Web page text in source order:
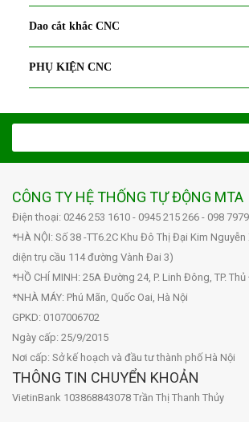
Dao cắt khắc CNC
PHỤ KIỆN CNC
CÔNG TY HỆ THỐNG TỰ ĐỘNG MTA
Điện thoại: 0246 253 1610 - 0945 215 266 - 098
*HÀ NỘI: Số 38 -TT6.2C Khu Đô Thị Đại Kim
diện trụ cầu 114 đường Vành Đai 3)
*HỒ CHÍ MINH: 25A Đường 24, P. Linh Đông, TP.
*NHÀ MÁY: Phú Mãn, Quốc Oai, Hà Nội
GPKD: 0107006702
Ngày cấp: 25/9/2015
Nơi cấp: Sở kế hoạch và đầu tư thành phố Hà Nội
THÔNG TIN CHUYỂN KHOẢN
VietinBank 103868843078 Trần Thị Thanh Thủy